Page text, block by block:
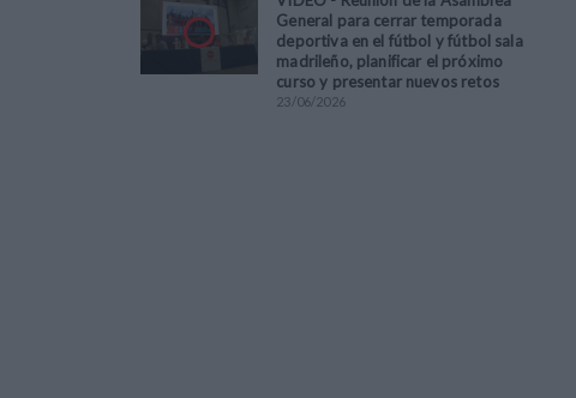
General para cerrar temporada
deportiva en el fútbol y fútbol sala
madrileño, planificar el próximo
curso y presentar nuevos retos
23/06/2026